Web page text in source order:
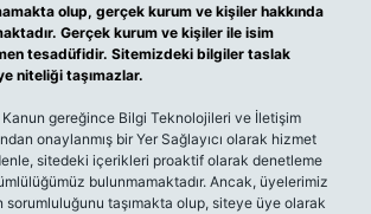
olup, gerçek kurum ve kişiler hakkında
Gerçek kurum ve kişiler ile isim
tesadüfidir. Sitemizdeki bilgiler taslak
niteliği taşımazlar.
Kanun gereğince Bilgi Teknolojileri ve İletişim
onaylanmış bir Yer Sağlayıcı olarak hizmet
sitedeki içerikleri proaktif olarak denetleme
bulunmamaktadır. Ancak, üyelerimiz
sorumluluğunu taşımakta olup, siteye üye olarak